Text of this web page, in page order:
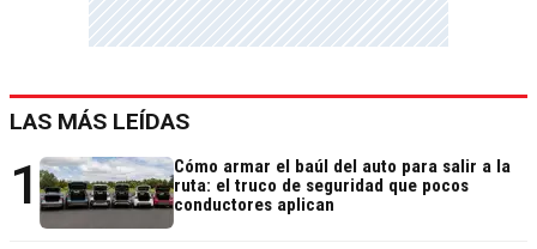
LAS MÁS LEÍDAS
1
Cómo armar el baúl del auto para salir a la
ruta: el truco de seguridad que pocos
conductores aplican